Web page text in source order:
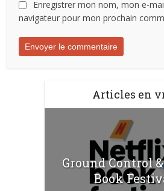
Enregistrer mon nom, mon e-
navigateur pour mon prochain
Articles en
Ground Control
Book